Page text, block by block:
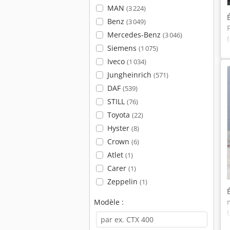
MAN (3 224)
Benz (3 049)
Mercedes-Benz (3 046)
Siemens (1 075)
Iveco (1 034)
Jungheinrich (571)
DAF (539)
STILL (76)
Toyota (22)
Hyster (8)
Crown (6)
Atlet (1)
Carer (1)
Zeppelin (1)
Modèle :